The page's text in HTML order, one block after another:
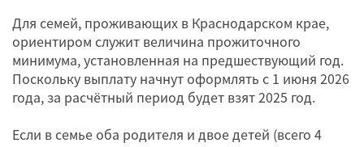
Для семей, проживающих в Краснодарском крае,
ориентиром служит величина прожиточного
минимума, установленная на предшествующий год.
Поскольку выплату начнут оформлять с 1 июня 2026
года, за расчётный период будет взят 2025 год.
Если в семье оба родителя и двое детей (всего 4